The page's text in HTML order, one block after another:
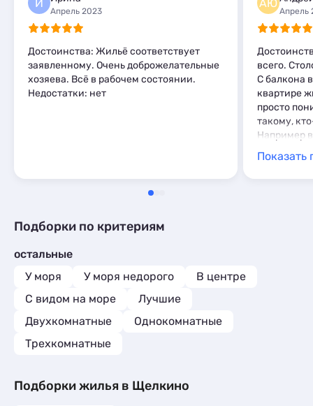
И
Апрель 2023
Достоинства: Жильё соответствует
заявленному. Очень доброжелательные
хозяева. Всё в рабочем состоянии.
Недостатки: нет
АЮ
Апрель
всего.
С балкона
квартире
просто
такому,
Например
гораздо
мелочей А
Показать
Подборки по критериям
остальные
У моря
У моря недорого
В центре
С видом на море
Лучшие
Двухкомнатные
Однокомнатные
Трехкомнатные
Подборки жилья в Щелкино